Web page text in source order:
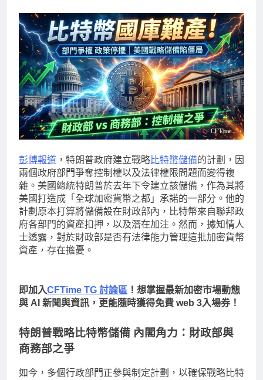
彭博報道 ，特朗普政府建立戰略比特幣儲備的計劃，因
兩個政府部門爭奪控制權以及法律權限問題而變得複
雜。美國總統特朗普於去年下令建立該儲備，作為其將
美國打造成「全球加密貨幣之都」承諾的一部分。他的
計劃原本打算將儲備設在財政部內，比特幣來自聯邦政
府各部門的資產扣押，以及潛在加注。然而，據知情人
士透露，對於財政部是否有法律能力管理這批加密貨幣
資產，存在擔憂。
即加入CFTime TG 討論區 ！想掌握最新加密市場動態
與 AI 新聞與資訊，更能隨時獲得免費 web 3入場券！
特朗普戰略比特幣儲備 內閣角力：財政部與
商務部之爭
如今，多個行政部門正參與制定計劃，以確保戰略比特